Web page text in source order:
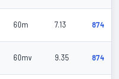
60m 7.13 874
60mv 9.35 874